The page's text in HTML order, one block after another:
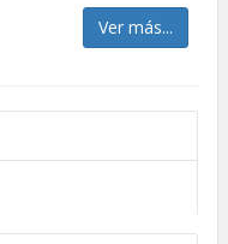
Ver más...